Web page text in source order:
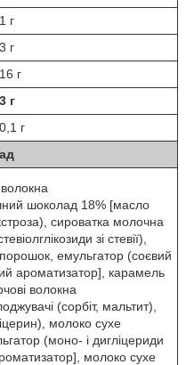
1 г
3 г
16 г
3 г
0,1 г
шоколад 18% [масло
сироватка молочна
зі стевії),
емульгатор (соєвий
ароматизатор], карамель
волокна
(сорбіт, мальтит),
молоко сухе
(моно- і дигліцериди
молоко сухе